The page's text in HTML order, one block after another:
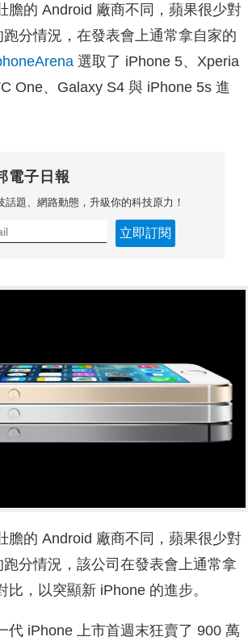
膽的 Android 廠商不同，蘋果很少對
分情況，在發表會上通常拿自家的
選取了 iPhone 5、Xperia
One、Galaxy S4 與 iPhone 5s 進
電子日報
話題、網路動態，升級你的科技原力！
立即訂閱
膽的 Android 廠商不同，蘋果很少對
分情況，該公司在發表會上通常拿
比，以突顯新 iPhone 的進步。
代 iPhone 上市首週末狂賣了 900 萬